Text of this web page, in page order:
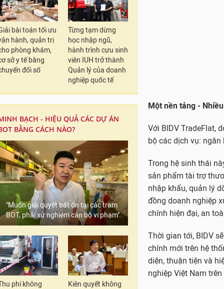
bài toán tối ưu
hành, quản trị
phòng khám,
sở y tế bằng
đổi số
Từng tạm dừng
học nhập ngũ,
hành trình cựu sinh
viên IUH trở thành
Quản lý của doanh
nghiệp quốc tế
BẠCH - HIỆU QUẢ CÁC DỰ ÁN
BẰNG CÁCH NÀO?
"Muốn giải quyết bất ổn tại các trạm
BOT, phải xử nghiêm cán bộ vi phạm"
phí không
Kiên quyết không
chính mới trên hệ
nghiệp Việt Nam
nhân thuộc doanh
mọi nơi, đảm bảo an
máy tính bảng… kết
nghiệm giao dịch số
hệ hotline dành
Với những giải